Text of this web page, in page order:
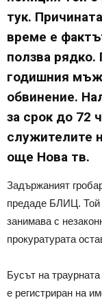
тук.
време е
ползва
годишния мъж
обвинение.
за срок до 72
служителите
още Нова тв.
Задържаният
предаде БЛИЦ. Той
занимава с
прокуратурата
Бусът на
е регистриран на